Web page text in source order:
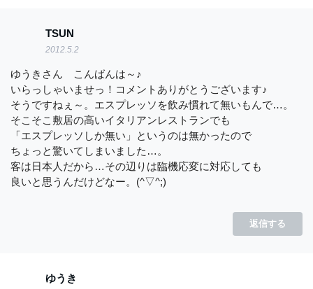
TSUN
2012.5.2
ゆうきさん こんばんは～♪
いらっしゃいませっ！コメントありがとうございます♪
そうですねぇ～。エスプレッソを飲み慣れて無いもんで…。
そこそこ敷居の高いイタリアンレストランでも
「エスプレッソしか無い」というのは無かったので
ちょっと驚いてしまいました…。
客は日本人だから…その辺りは臨機応変に対応しても
良いと思うんだけどなー。(^▽^;)
返信する
ゆうき